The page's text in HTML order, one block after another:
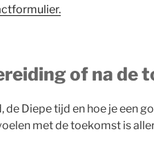
of na de
de Diepe tijd en hoe je een
met de toekomst is